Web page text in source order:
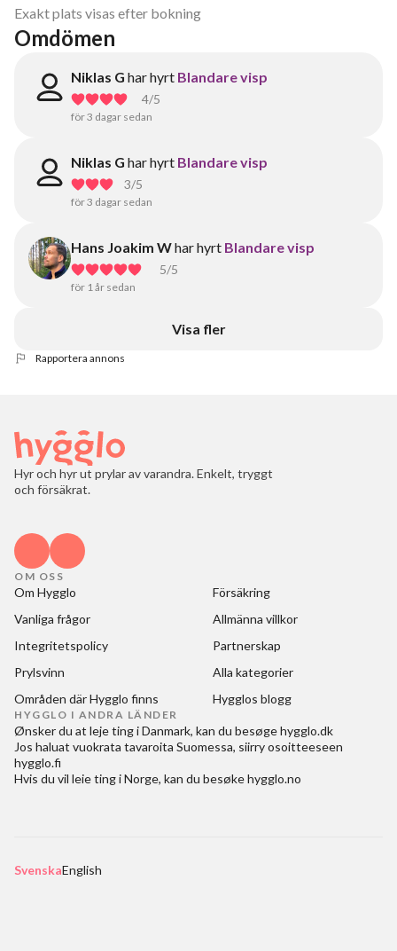
Exakt plats visas efter bokning
Omdömen
Niklas G har hyrt Blandare visp
4/5
för 3 dagar sedan
Niklas G har hyrt Blandare visp
3/5
för 3 dagar sedan
Hans Joakim Whar hyrt Blandare visp
5/5
för 1 år sedan
Visa fler
Rapportera annons
Hyr och hyr ut prylar av varandra. Enkelt, tryggt
och försäkrat.
OM OSS
Om Hygglo
Försäkring
Vanliga frågor
Allmänna villkor
Integritetspolicy
Partnerskap
Prylsvinn
Alla kategorier
Områden där Hygglo finns
Hygglos blogg
HYGGLO I ANDRA LÄNDER
Ønsker du at leje ting i Danmark, kan du besøgehygglo.dk
Jos haluat vuokrata tavaroita Suomessa, siirry osoitteeseen
hygglo.fi
Hvis du vil leie ting i Norge, kan du besøkehygglo.no
SvenskaEnglish